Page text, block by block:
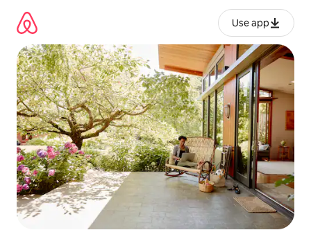
გადასვლა
Use app